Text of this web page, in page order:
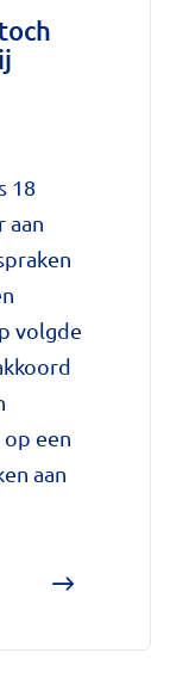
18
aan
volgde
een
aan